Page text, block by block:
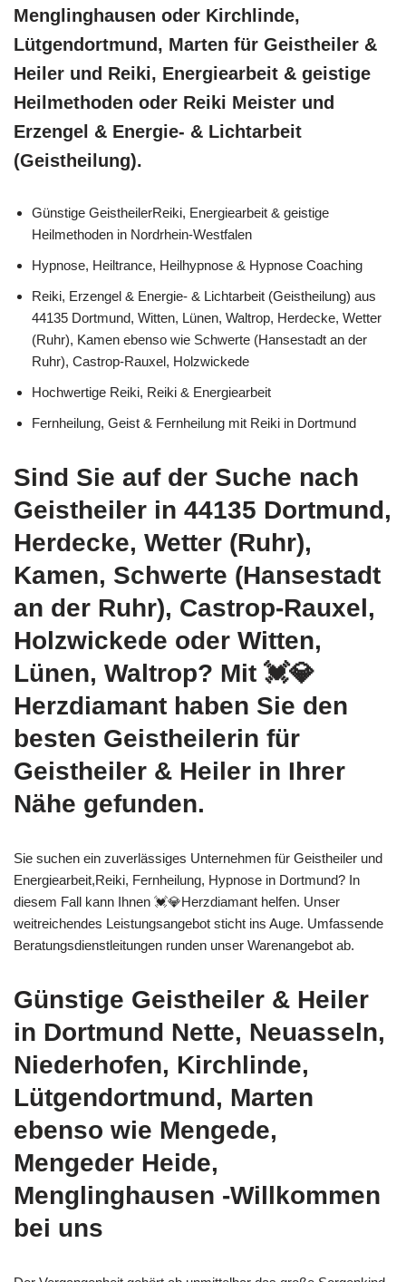
Menglinghausen oder Kirchlinde,
Lütgendortmund, Marten für Geistheiler &
Heiler und Reiki, Energiearbeit & geistige
Heilmethoden oder Reiki Meister und
Erzengel & Energie- & Lichtarbeit
(Geistheilung).
Günstige GeistheilerReiki, Energiearbeit & geistige
Heilmethoden in Nordrhein-Westfalen
Hypnose, Heiltrance, Heilhypnose & Hypnose Coaching
Reiki, Erzengel & Energie- & Lichtarbeit (Geistheilung) aus
44135 Dortmund, Witten, Lünen, Waltrop, Herdecke, Wetter
(Ruhr), Kamen ebenso wie Schwerte (Hansestadt an der
Ruhr), Castrop-Rauxel, Holzwickede
Hochwertige Reiki, Reiki & Energiearbeit
Fernheilung, Geist & Fernheilung mit Reiki in Dortmund
Sind Sie auf der Suche nach
Geistheiler in 44135 Dortmund,
Herdecke, Wetter (Ruhr),
Kamen, Schwerte (Hansestadt
an der Ruhr), Castrop-Rauxel,
Holzwickede oder Witten,
Lünen, Waltrop? Mit 💓️💎
Herzdiamant haben Sie den
besten Geistheilerin für
Geistheiler & Heiler in Ihrer
Nähe gefunden.
Sie suchen ein zuverlässiges Unternehmen für Geistheiler und
Energiearbeit,Reiki, Fernheilung, Hypnose in Dortmund? In
diesem Fall kann Ihnen 💓️💎Herzdiamant helfen. Unser
weitreichendes Leistungsangebot sticht ins Auge. Umfassende
Beratungsdienstleitungen runden unser Warenangebot ab.
Günstige Geistheiler & Heiler
in Dortmund Nette, Neuasseln,
Niederhofen, Kirchlinde,
Lütgendortmund, Marten
ebenso wie Mengede,
Mengeder Heide,
Menglinghausen -Willkommen
bei uns